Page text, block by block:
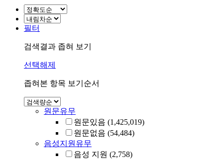
필터
검색결과 좁혀 보기
선택해제
좁혀본 항목 보기순서
원문유무
원문있음 (1,425,019)
원문없음 (54,484)
음성지원유무
음성 지원 (2,758)